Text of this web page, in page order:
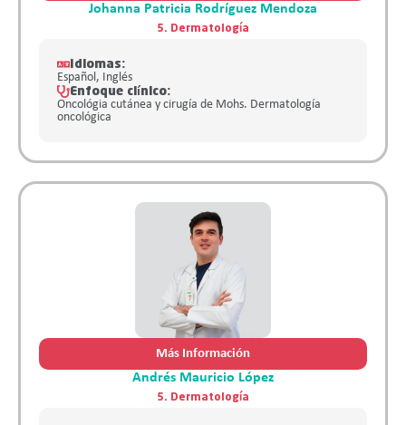
Johanna Patricia Rodríguez Mendoza
5. Dermatología
Idiomas:
Español, Inglés
Enfoque clínico:
Oncológia cutánea y cirugía de Mohs. Dermatología
oncológica
Más Información
Andrés Mauricio López
5. Dermatología